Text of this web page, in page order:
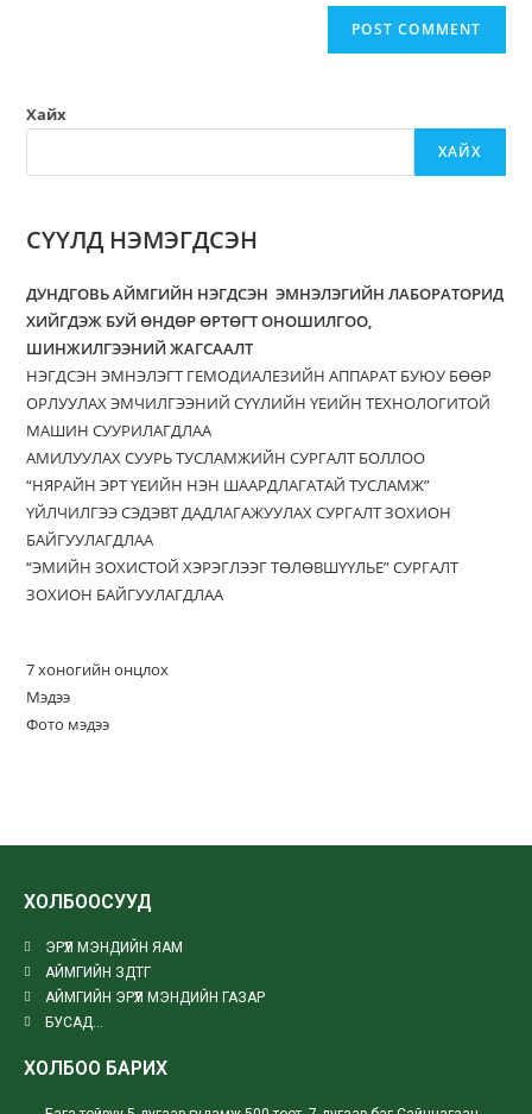
Хайх
ХАЙХ
СҮҮЛД НЭМЭГДСЭН
ДУНДГОВЬ АЙМГИЙН НЭГДСЭН ЭМНЭЛЭГИЙН ЛАБОРАТОРИД
ХИЙГДЭЖ БУЙ ӨНДӨР ӨРТӨГТ ОНОШИЛГОО,
ШИНЖИЛГЭЭНИЙ ЖАГСААЛТ
НЭГДСЭН ЭМНЭЛЭГТ ГЕМОДИАЛЕЗИЙН АППАРАТ БУЮУ БӨӨР
ОРЛУУЛАХ ЭМЧИЛГЭЭНИЙ СҮҮЛИЙН ҮЕИЙН ТЕХНОЛОГИТОЙ
МАШИН СУУРИЛАГДЛАА
АМИЛУУЛАХ СУУРЬ ТУСЛАМЖИЙН СУРГАЛТ БОЛЛОО
“НЯРАЙН ЭРТ ҮЕИЙН НЭН ШААРДЛАГАТАЙ ТУСЛАМЖ”
ҮЙЛЧИЛГЭЭ СЭДЭВТ ДАДЛАГАЖУУЛАХ СУРГАЛТ ЗОХИОН
БАЙГУУЛАГДЛАА
“ЭМИЙН ЗОХИСТОЙ ХЭРЭГЛЭЭГ ТӨЛӨВШҮҮЛЬЕ” СУРГАЛТ
ЗОХИОН БАЙГУУЛАГДЛАА
7 хоногийн онцлох
Мэдээ
Фото мэдээ
ХОЛБООСУУД
ЭРҮҮЛ МЭНДИЙН ЯАМ
АЙМГИЙН ЗДТГ
АЙМГИЙН ЭРҮҮЛ МЭНДИЙН ГАЗАР
БУСАД...
ХОЛБОО БАРИХ